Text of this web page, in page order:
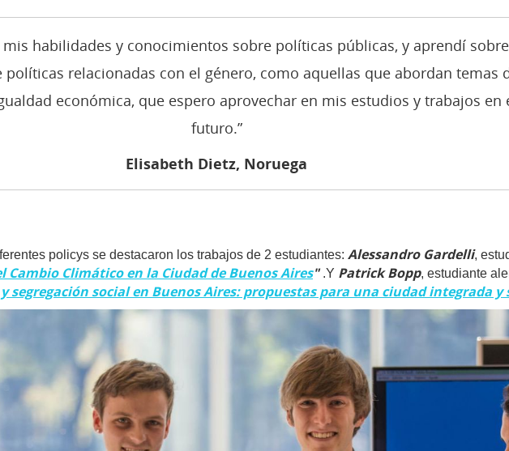
mis habilidades y conocimientos sobre políticas públicas, y aprendí sobre
políticas relacionadas con el género, como aquellas que abordan temas
económica, que espero aprovechar en mis estudios y trabajos en
futuro.”
Elisabeth Dietz, Noruega
policys se destacaron los trabajos de 2 estudiantes: Alessandro Gardelli,
Cambio Climático en la Ciudad de Buenos Aires".Y Patrick Bopp, estudiante
segregación social en Buenos Aires: propuestas para una ciudad integrada